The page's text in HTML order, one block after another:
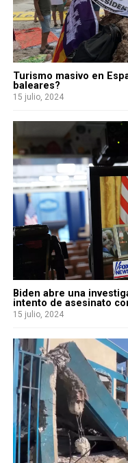
Turismo masivo en
baleares?
15 julio, 2024
Biden abre una
intento de asesinato
15 julio, 2024